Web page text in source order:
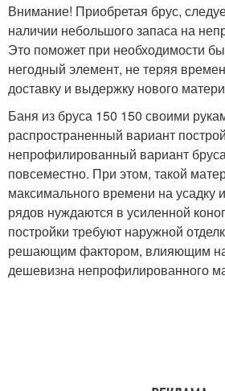
Внимание! Приобретая брус,
наличии небольшого запаса на
Это поможет при необходимости
негодный элемент, не теряя
доставку и выдержку нового
Баня из бруса 150 150 своими
распространенный вариант
непрофилированный вариант
повсеместно. При этом, такой
максимального времени на усадку
рядов нуждаются в усиленной
постройки требуют наружной
решающим фактором, влияющим
дешевизна непрофилированного